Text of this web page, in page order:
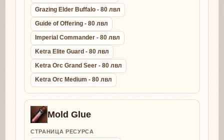
Grazing Elder Buffalo - 80 лвл
Guide of Offering - 80 лвл
Imperial Commander - 80 лвл
Ketra Elite Guard - 80 лвл
Ketra Orc Grand Seer - 80 лвл
Ketra Orc Medium - 80 лвл
Mold Glue
СТРАНИЦА РЕСУРСА